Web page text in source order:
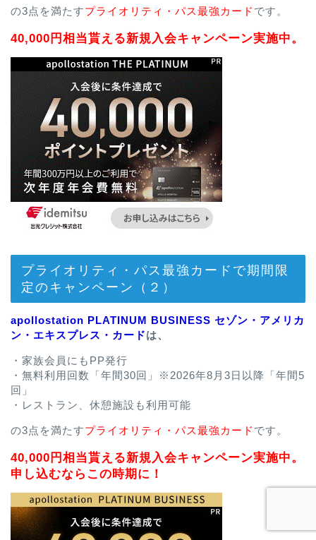
の3点を満たすプライオリティ・パス最強カード です。
40,000円相当貰える新規入会キャンペーン実施中。
プライオリティ・パス最強カードで期間限
定のキャンペーン（２）
apollostation PLATINUM BUSINESS セゾン・アメリカ
ン・エキスプレス・カードは、
・家族会員にもPP発行
・無料利用回数「年間30回」※2026年8月3日以降「年間5
回」
・レストラン、休憩施設も利用可能
の3点を満たすプライオリティ・パス最強カード です。
40,000円相当貰える新規入会キャンペーン実施中。
申し込むならこの時期に！